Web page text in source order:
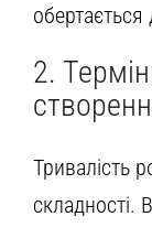
2.
Тривалість
складності.